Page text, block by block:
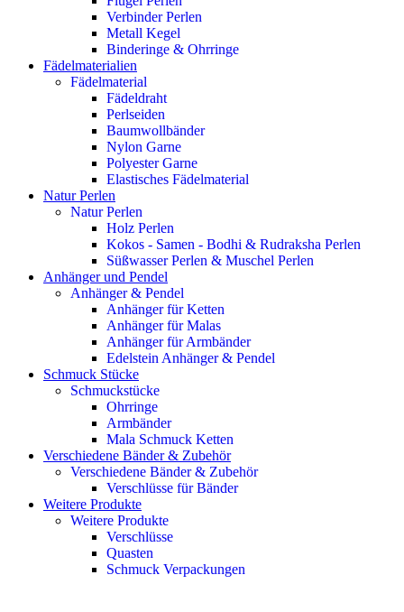
Verbinder Perlen
Metall Kegel
Binderinge & Ohrringe
Fädelmaterialien
Fädelmaterial
Fädeldraht
Perlseiden
Baumwollbänder
Nylon Garne
Polyester Garne
Elastisches Fädelmaterial
Natur Perlen
Natur Perlen
Holz Perlen
Kokos - Samen - Bodhi & Rudraksha Perlen
Süßwasser Perlen & Muschel Perlen
Anhänger und Pendel
Anhänger & Pendel
Anhänger für Ketten
Anhänger für Malas
Anhänger für Armbänder
Edelstein Anhänger & Pendel
Schmuck Stücke
Schmuckstücke
Ohrringe
Armbänder
Mala Schmuck Ketten
Verschiedene Bänder & Zubehör
Verschiedene Bänder & Zubehör
Verschlüsse für Bänder
Weitere Produkte
Weitere Produkte
Verschlüsse
Quasten
Schmuck Verpackungen